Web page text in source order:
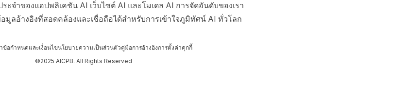
ระจำของแอปพลิเคชัน AI เว็บไซต์ AI และโมเดล AI การจัดอันดับของเรา
มูลอ้างอิงที่สอดคล้องและเชื่อถือได้สำหรับการเข้าใจภูมิทัศน์ AI ทั่วโลก
ข้อกำหนดและเงื่อนไขนโยบายความเป็นส่วนตัวคู่มือการอ้างอิงการตั้งค่าคุกกี้
©2025 AICPB. All Rights Reserved